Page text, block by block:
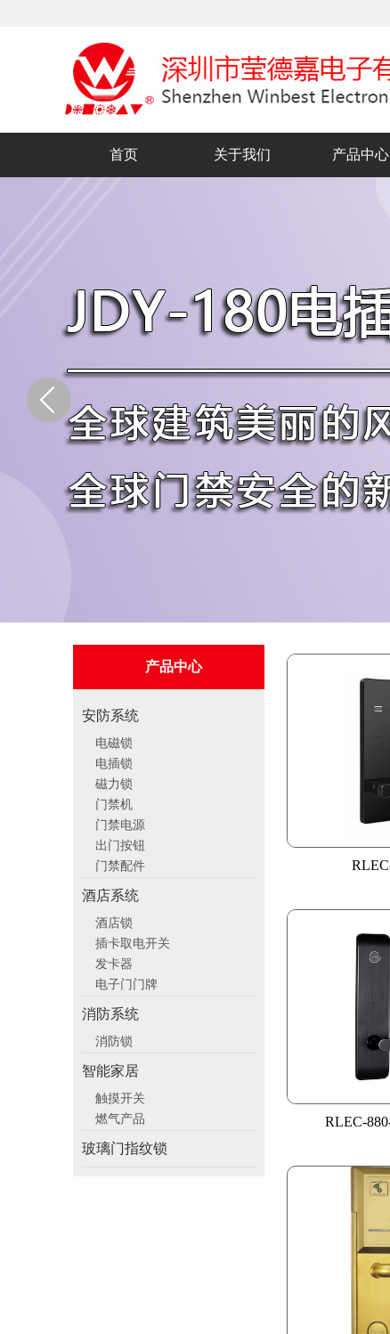
首页 关于我们 产品中心
产品中心
安防系统
电磁锁
电插锁
磁力锁
门禁机
门禁电源
出门按钮
门禁配件
酒店系统
酒店锁
插卡取电开关
发卡器
电子门门牌
消防系统
消防锁
智能家居
触摸开关
燃气产品
玻璃门指纹锁
RLEC-